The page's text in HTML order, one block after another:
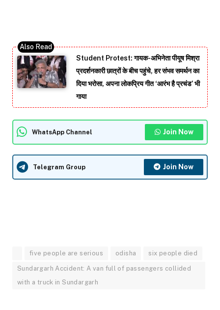
Student Protest: गायक-अभिनेता पीयूष मिश्रा
प्रदर्शनकारी छात्रों के बीच पहुंचे, हर संभव समर्थन का
दिया भरोसा, अपना लोकप्रिय गीत ‘आरंभ है प्रचंड’ भी
गाया
WhatsApp Channel Join Now
Telegram Group Join Now
five people are serious odisha six people died
Sundargarh Accident: A van full of passengers collided
with a truck in Sundargarh